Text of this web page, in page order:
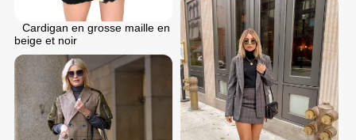
Cardigan en grosse maille en
beige et noir